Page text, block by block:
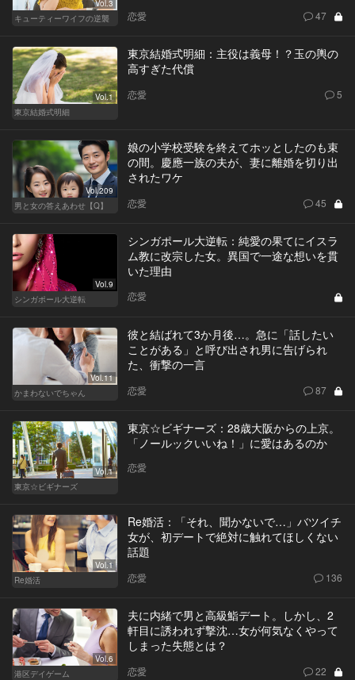
Vol.3
キューティーワイフの逆襲
恋愛 47
Vol.1
東京結婚式明細
東京結婚式明細：主役は義母！？玉の輿の
高すぎた代償
恋愛 5
Vol.209
男と女の答えあわせ【Q】
娘の小学校受験を終えてホッとしたのも束
の間。慶應一族の夫が、妻に離婚を切り出
されたワケ
恋愛 45
Vol.9
シンガポール大逆転
シンガポール大逆転：純愛の果てにイスラ
ム教に改宗した女。異国で一途な想いを貫
いた理由
恋愛
Vol.11
かまわないでちゃん
彼と結ばれて3か月後…。急に「話したい
ことがある」と呼び出され男に告げられ
た、衝撃の一言
恋愛 87
Vol.1
東京☆ビギナーズ
東京☆ビギナーズ：28歳大阪からの上京。
「ノールックいいね！」に愛はあるのか
恋愛
Vol.1
Re婚活
Re婚活：「それ、聞かないで…」バツイチ
女が、初デートで絶対に触れてほしくない
話題
恋愛 136
Vol.6
港区デイゲーム
夫に内緒で男と高級鮨デート。しかし、2
軒目に誘われず撃沈…女が何気なくやって
しまった失態とは？
恋愛 22